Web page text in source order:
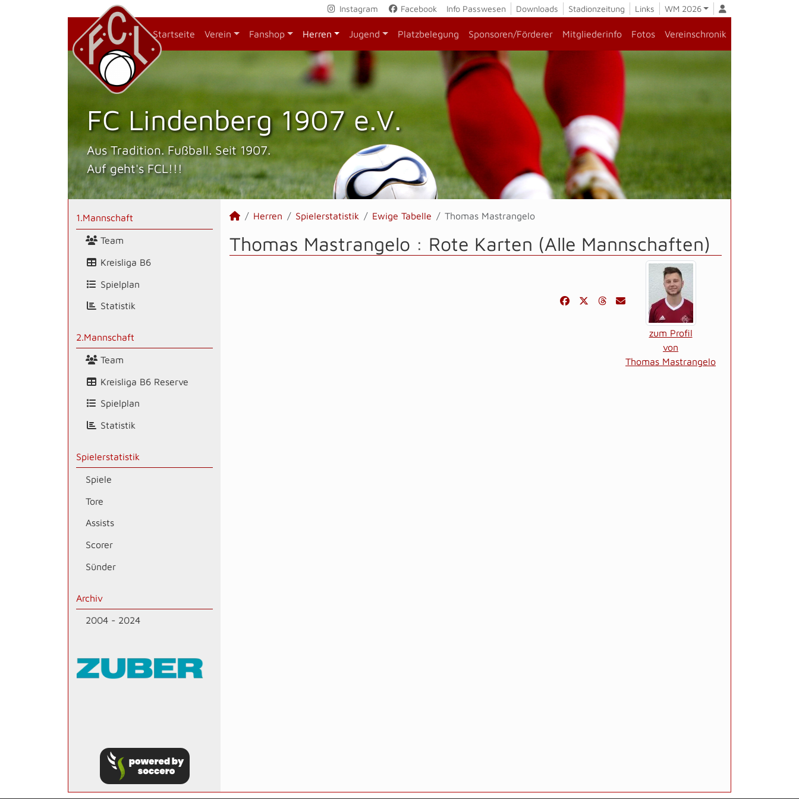
Instagram Facebook Info Passwesen Downloads Stadionzeitung Links WM 2026
Startseite Verein Fanshop Herren Jugend Platzbelegung Sponsoren/Förderer Mitgliederinfo Fotos Vereinschronik
FC Lindenberg 1907 e.V.
Aus Tradition. Fußball. Seit 1907.
Auf geht's FCL!!!
1.Mannschaft
Team
Kreisliga B6
Spielplan
Statistik
2.Mannschaft
Team
Kreisliga B6 Reserve
Spielplan
Statistik
Spielerstatistik
Spiele
Tore
Assists
Scorer
Sünder
Archiv
2004 - 2024
Herren Spielerstatistik Ewige Tabelle Thomas Mastrangelo
Thomas Mastrangelo : Rote Karten (Alle Mannschaften)
zum Profil
von
Thomas Mastrangelo